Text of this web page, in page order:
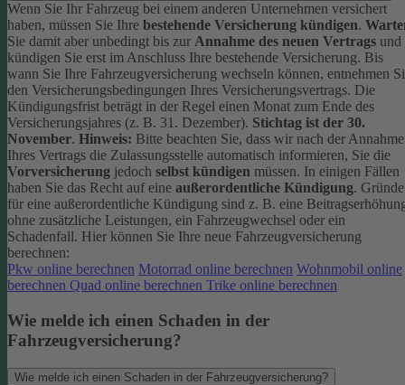
Wenn Sie Ihr Fahrzeug bei einem anderen Unternehmen versichert
haben, müssen Sie Ihre bestehende Versicherung kündigen.
Sie damit aber unbedingt bis zur Annahme des neuen Vertrags und
kündigen Sie erst im Anschluss Ihre bestehende Versicherung. Bis
wann Sie Ihre Fahrzeugversicherung wechseln können, entnehmen
den Versicherungsbedingungen Ihres Versicherungsvertrags. Die
Kündigungsfrist beträgt in der Regel einen Monat zum Ende des
Versicherungsjahres (z. B. 31. Dezember). Stichtag ist der 30.
November. Hinweis: Bitte beachten Sie, dass wir nach der Annahme
Ihres Vertrags die Zulassungsstelle automatisch informieren, Sie die
Vorversicherung jedoch selbst kündigen müssen. In einigen Fällen
haben Sie das Recht auf eine außerordentliche Kündigung. Gründe
für eine außerordentliche Kündigung sind z. B. eine
ohne zusätzliche Leistungen, ein Fahrzeugwechsel oder ein
Schadenfall. Hier können Sie Ihre neue Fahrzeugversicherung
berechnen:
Pkw online berechnen Motorrad online berechnen Wohnmobil online
berechnen Quad online berechnen Trike online berechnen
Wie melde ich einen Schaden in der
Fahrzeugversicherung?
Wie melde ich einen Schaden in der Fahrzeugversicherung?